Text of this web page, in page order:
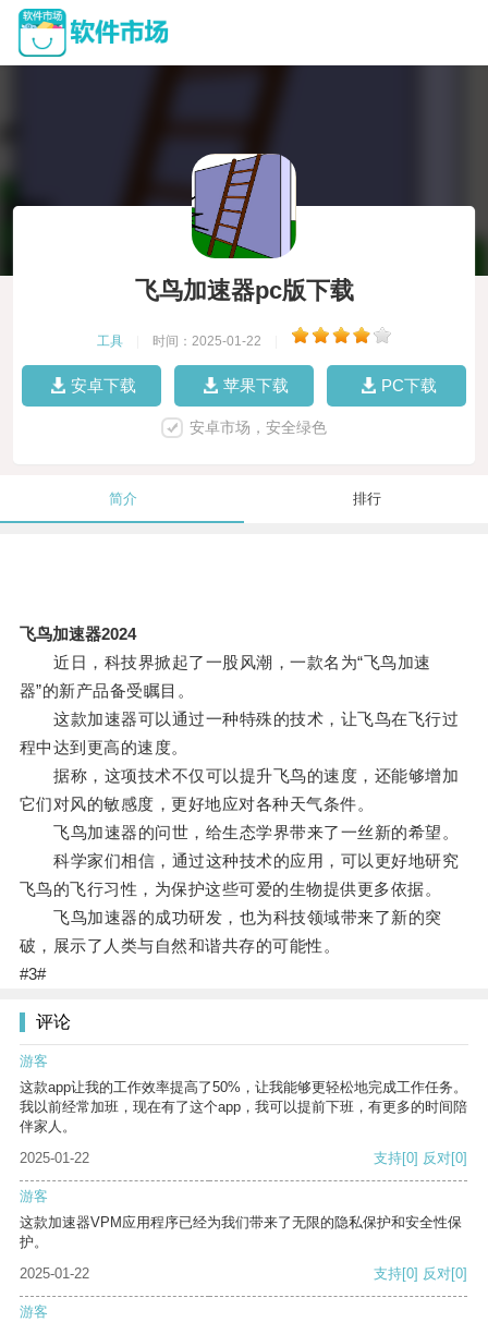
飞鸟加速器pc版下载
工具 时间：2025-01-22
安卓下载 苹果下载 PC下载
安卓市场，安全绿色
简介 排行
飞鸟加速器2024
近日，科技界掀起了一股风潮，一款名为“飞鸟加速
器”的新产品备受瞩目。
这款加速器可以通过一种特殊的技术，让飞鸟在飞行过
程中达到更高的速度。
据称，这项技术不仅可以提升飞鸟的速度，还能够增加
它们对风的敏感度，更好地应对各种天气条件。
飞鸟加速器的问世，给生态学界带来了一丝新的希望。
科学家们相信，通过这种技术的应用，可以更好地研究
飞鸟的飞行习性，为保护这些可爱的生物提供更多依据。
飞鸟加速器的成功研发，也为科技领域带来了新的突
破，展示了人类与自然和谐共存的可能性。
#3#
评论
游客
这款app让我的工作效率提高了50%，让我能够更轻松地完成工作任务。
我以前经常加班，现在有了这个app，我可以提前下班，有更多的时间陪
伴家人。
2025-01-22
支持[0] 反对[0]
游客
这款加速器VPM应用程序已经为我们带来了无限的隐私保护和安全性保
护。
2025-01-22
支持[0] 反对[0]
游客